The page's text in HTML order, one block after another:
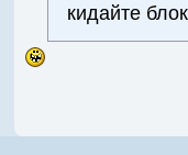
кидайте